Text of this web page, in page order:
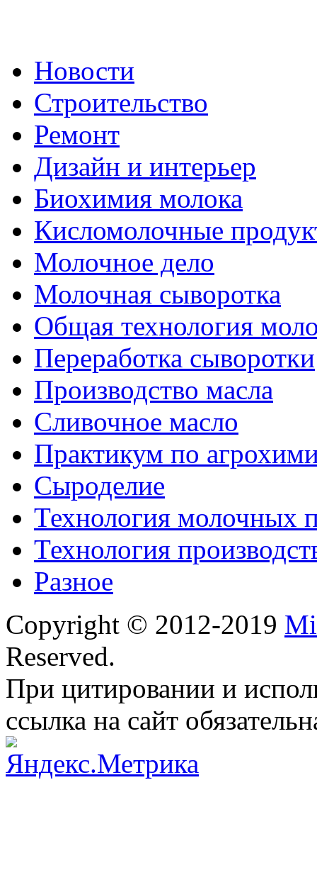
Новости
Строительство
Ремонт
Дизайн и интерьер
Биохимия молока
Кисломолочные
Молочное дело
Молочная сыворотка
Общая технология
Переработка сыворотки
Производство масла
Сливочное масло
Практикум по
Сыроделие
Технология молочных
Технология
Разное
Copyright © 2012-2019
Reserved.
При цитировании и
ссылка на сайт